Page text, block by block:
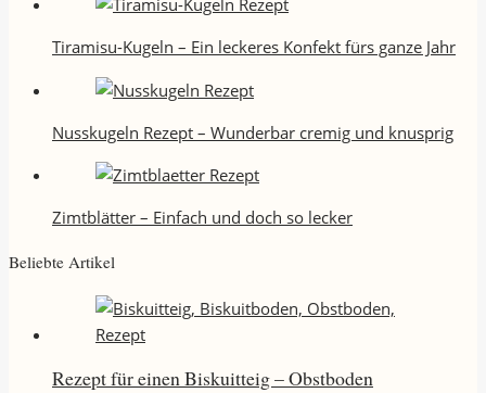
Tiramisu-Kugeln – Ein leckeres Konfekt fürs ganze Jahr
Nusskugeln Rezept – Wunderbar cremig und knusprig
Zimtblätter – Einfach und doch so lecker
Beliebte Artikel
Rezept für einen Biskuitteig – Obstboden